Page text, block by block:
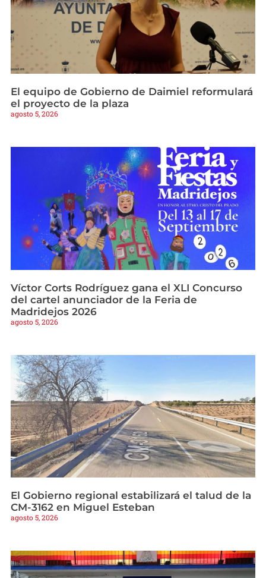
El equipo de Gobierno de Daimiel reformulará
el proyecto de la plaza
agosto 5, 2026
Víctor Corts Rodríguez gana el XLI Concurso
del cartel anunciador de la Feria de
Madridejos 2026
agosto 5, 2026
El Gobierno regional estabilizará el talud de la
CM-3162 en Miguel Esteban
agosto 5, 2026